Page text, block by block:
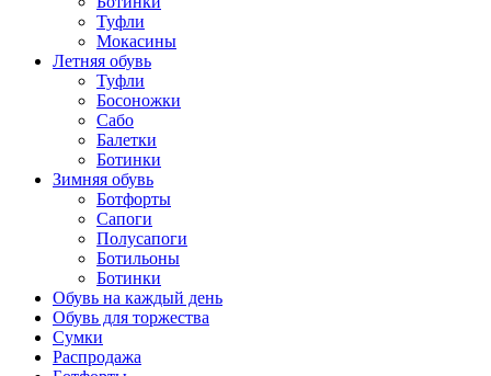
Туфли
Мокасины
Летняя обувь
Туфли
Босоножки
Сабо
Балетки
Ботинки
Зимняя обувь
Ботфорты
Сапоги
Полусапоги
Ботильоны
Ботинки
Обувь на каждый день
Обувь для торжества
Сумки
Распродажа